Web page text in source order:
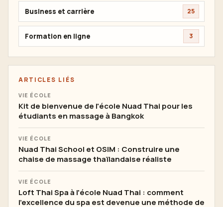
Business et carrière 25
Formation en ligne 3
ARTICLES LIÉS
VIE ÉCOLE
Kit de bienvenue de l'école Nuad Thai pour les
étudiants en massage à Bangkok
VIE ÉCOLE
Nuad Thai School et OSIM : Construire une
chaise de massage thaïlandaise réaliste
VIE ÉCOLE
Loft Thai Spa à l'école Nuad Thai : comment
l'excellence du spa est devenue une méthode de